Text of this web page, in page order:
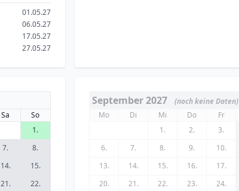
01.05.27
06.05.27
17.05.27
27.05.27
Sa
So
1.
7.
8.
14.
15.
21.
22.
September 2027
(noch keine Daten)
Mo
Di Mi Do Fr
1.
2. 3.
6.
7. 8. 9. 10.
13.
14. 15. 16. 17.
20.
21. 22. 23. 24.